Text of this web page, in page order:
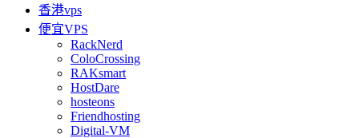
香港vps
便宜VPS
RackNerd
ColoCrossing
RAKsmart
HostDare
hosteons
Friendhosting
Digital-VM